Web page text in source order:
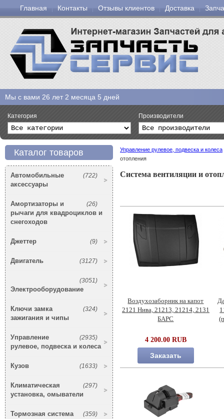
Главная Контакты Отзывы клиентов Доставка
Мы с вами 26 лет 2 месяца 5 дней
Категория Производители
Каталог товаров
(722)
Автомобильные
аксессуары
(26)
Амортизаторы и
рычаги для квадроциклов и
снегоходов
(9)
Джеттер
(3127)
Двигатель
(3051)
Электрооборудование
(324)
Ключи замка
зажигания и чипы
(2935)
Управление
рулевое, подвеска и колеса
(1633)
Кузов
(297)
Климатическая
установка, омыватели
(359)
Тормозная система
Управление рулевое, подвеска и колеса
отопления
Система вентиляции и
Воздухозаборник на капот
2121 Нива, 21213, 21214, 2131
БАРС
4 200.00 RUB
Заказать